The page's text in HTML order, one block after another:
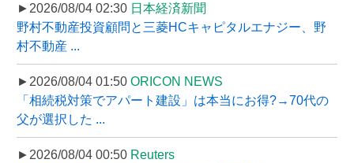
►2026/08/04 02:30 日本経済新聞
野村不動産投資顧問と三菱HCキャピタルエナジー、野
村不動産 ...
►2026/08/04 01:50 ORICON NEWS
「相続税対策でアパート建設」は本当にお得?→70代の
父が選択した ...
►2026/08/04 00:50 Reuters